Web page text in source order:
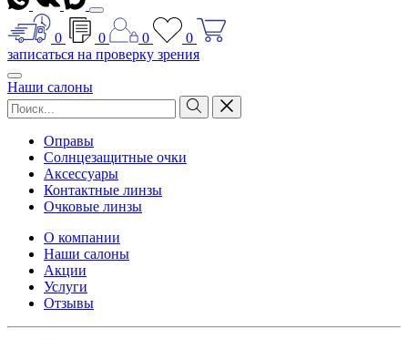
0 0 0
0
записаться на проверку зрения
Наши салоны
Оправы
Солнцезащитные очки
Аксессуары
Контактные линзы
Очковые линзы
О компании
Наши салоны
Акции
Услуги
Отзывы